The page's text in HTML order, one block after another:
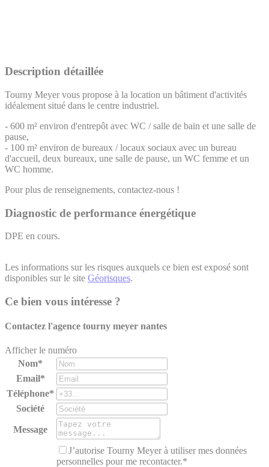
Description détaillée
Tourny Meyer vous propose à la location un bâtiment d'activités
idéalement situé dans le centre industriel.
- 600 m² environ d'entrepôt avec WC / salle de bain et une salle de
pause,
- 100 m² environ de bureaux / locaux sociaux avec un bureau
d'accueil, deux bureaux, une salle de pause, un WC femme et un
WC homme.
Pour plus de renseignements, contactez-nous !
Diagnostic de performance énergétique
DPE en cours.
Les informations sur les risques auxquels ce bien est exposé sont
disponibles sur le site Géorisques.
Ce bien vous intéresse ?
Contactez l'agence tourny meyer nantes
Afficher le numéro
Nom*
Email*
Téléphone*
Société
Message
J’autorise Tourny Meyer à utiliser mes données
personnelles pour me recontacter.*